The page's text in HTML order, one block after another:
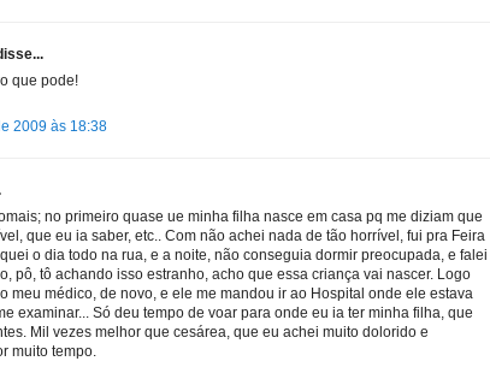
que pode!
2009 às 18:38
no primeiro quase ue minha filha nasce em casa pq me diziam que
que eu ia saber, etc.. Com não achei nada de tão horrível, fui pra Feira
o dia todo na rua, e a noite, não conseguia dormir preocupada, e falei
pô, tô achando isso estranho, acho que essa criança vai nascer. Logo
meu médico, de novo, e ele me mandou ir ao Hospital onde ele estava
examinar... Só deu tempo de voar para onde eu ia ter minha filha, que
Mil vezes melhor que cesárea, que eu achei muito dolorido e
muito tempo.